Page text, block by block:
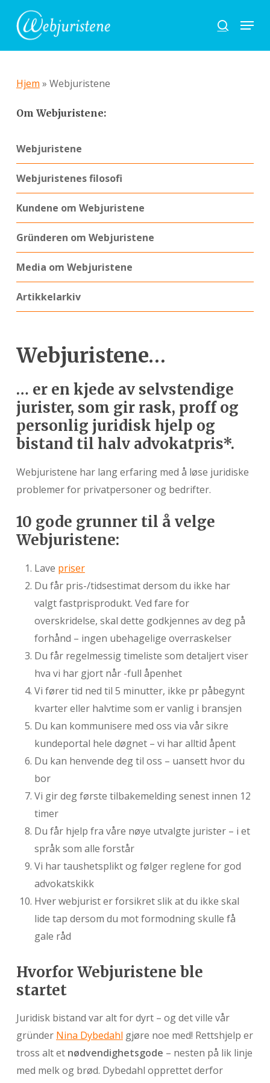
search
Menu
Hjem » Webjuristene
Om Webjuristene:
Webjuristene
Webjuristenes filosofi
Kundene om Webjuristene
Gründeren om Webjuristene
Media om Webjuristene
Artikkelarkiv
Webjuristene…
… er en kjede av selvstendige
jurister, som gir rask, proff og
personlig juridisk hjelp og
bistand til halv advokatpris*.
Webjuristene har lang erfaring med å løse juridiske
problemer for privatpersoner og bedrifter.
10 gode grunner til å velge
Webjuristene:
Lave priser
Du får pris-/tidsestimat dersom du ikke har
valgt fastprisprodukt. Ved fare for
overskridelse, skal dette godkjennes av deg på
forhånd – ingen ubehagelige overraskelser
Du får regelmessig timeliste som detaljert viser
hva vi har gjort når -full åpenhet
Vi fører tid ned til 5 minutter, ikke pr påbegynt
kvarter eller halvtime som er vanlig i bransjen
Du kan kommunisere med oss via vår sikre
kundeportal hele døgnet – vi har alltid åpent
Du kan henvende deg til oss – uansett hvor du
bor
Vi gir deg første tilbakemelding senest innen 12
timer
Du får hjelp fra våre nøye utvalgte jurister – i et
språk som alle forstår
Vi har taushetsplikt og følger reglene for god
advokatskikk
Hver webjurist er forsikret slik at du ikke skal
lide tap dersom du mot formodning skulle få
gale råd
Hvorfor Webjuristene ble
startet
Juridisk bistand var alt for dyrt – og det ville vår
gründer Nina Dybedahl gjøre noe med! Rettshjelp er
tross alt et nødvendighetsgode – nesten på lik linje
med melk og brød. Dybedahl opprettet derfor